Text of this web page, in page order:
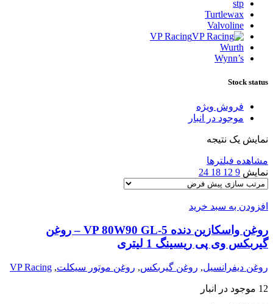
stp
Turtlewax
Valvoline
VP Racing
Wurth
Wynn’s
Stock status
فروش ویژه
موجود در انبار
نمایش یک نتیجه
مشاهده فیلترها
نمایش 9
12
18
24
افزودن به سبد خرید
روغن واسکازین دنده VP 80W90 GL-5 – روغن
گیربکس وی پی ریسینگ 1 لیتری
روغن دیفرانسیل, روغن گیربکس, روغن موتور سیکلت,
VP Racing
12 موجود در انبار